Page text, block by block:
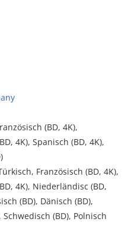
(BD, 4K),
4K), Spanisch (BD, 4K),
Französisch (BD, 4K),
4K), Niederländisc (BD,
(BD), Dänisch (BD),
(BD), Polnisch